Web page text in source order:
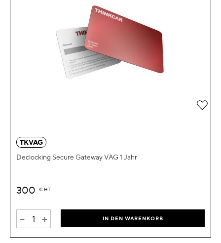
TKVAG
Declocking Secure Gateway VAG 1 Jahr
300 € HT
- + IN DEN WARENKORB
Zur